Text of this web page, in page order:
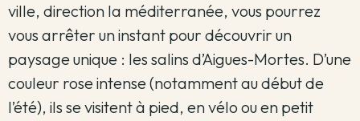
ville, direction la méditerranée, vous pourrez
vous arrêter un instant pour découvrir un
paysage unique : les salins d’Aigues-Mortes. D’une
couleur rose intense (notamment au début de
l’été), ils se visitent à pied, en vélo ou en petit